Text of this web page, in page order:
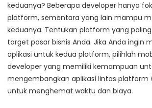
keduanya? Beberapa developer hanya
platform, sementara yang lain mampu
keduanya. Tentukan platform yang
target pasar bisnis Anda. Jika Anda ingin
aplikasi untuk kedua platform, pilihlah
developer yang memiliki kemampuan
mengembangkan aplikasi lintas
untuk menghemat waktu dan biaya.